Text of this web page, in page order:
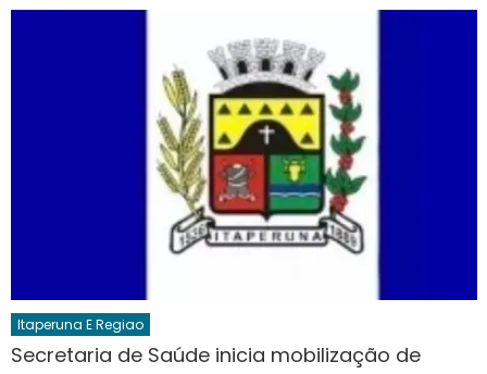
Itaperuna E Regiao
Secretaria de Saúde inicia mobilização de